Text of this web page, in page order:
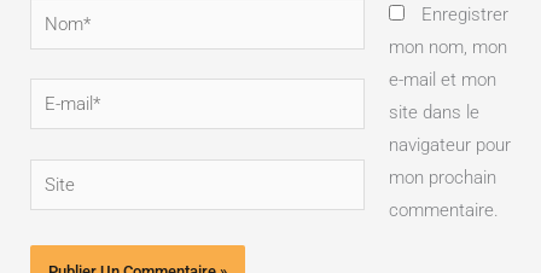
Nom*
mail*
Site
Enregistrer
mon nom, mon
e-mail et mon
site dans le
navigateur pour
mon prochain
commentaire.